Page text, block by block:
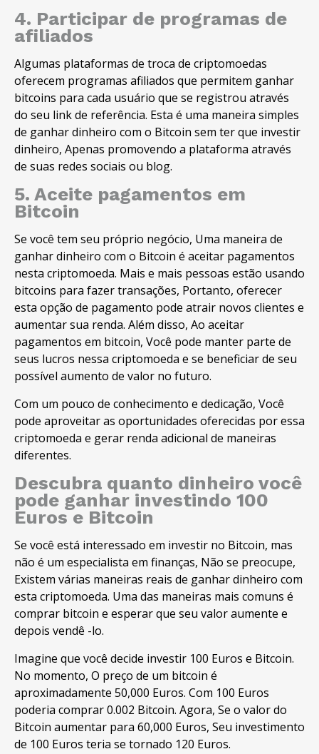
4. Participar de programas de
afiliados
Algumas plataformas de troca de criptomoedas
oferecem programas afiliados que permitem ganhar
bitcoins para cada usuário que se registrou através
do seu link de referência. Esta é uma maneira simples
de ganhar dinheiro com o Bitcoin sem ter que investir
dinheiro, Apenas promovendo a plataforma através
de suas redes sociais ou blog.
5. Aceite pagamentos em
Bitcoin
Se você tem seu próprio negócio, Uma maneira de
ganhar dinheiro com o Bitcoin é aceitar pagamentos
nesta criptomoeda. Mais e mais pessoas estão usando
bitcoins para fazer transações, Portanto, oferecer
esta opção de pagamento pode atrair novos clientes e
aumentar sua renda. Além disso, Ao aceitar
pagamentos em bitcoin, Você pode manter parte de
seus lucros nessa criptomoeda e se beneficiar de seu
possível aumento de valor no futuro.
Com um pouco de conhecimento e dedicação, Você
pode aproveitar as oportunidades oferecidas por essa
criptomoeda e gerar renda adicional de maneiras
diferentes.
Descubra quanto dinheiro você
pode ganhar investindo 100
Euros e Bitcoin
Se você está interessado em investir no Bitcoin, mas
não é um especialista em finanças, Não se preocupe,
Existem várias maneiras reais de ganhar dinheiro com
esta criptomoeda. Uma das maneiras mais comuns é
comprar bitcoin e esperar que seu valor aumente e
depois vendê -lo.
Imagine que você decide investir 100 Euros e Bitcoin.
No momento, O preço de um bitcoin é
aproximadamente 50,000 Euros. Com 100 Euros
poderia comprar 0.002 Bitcoin. Agora, Se o valor do
Bitcoin aumentar para 60,000 Euros, Seu investimento
de 100 Euros teria se tornado 120 Euros.